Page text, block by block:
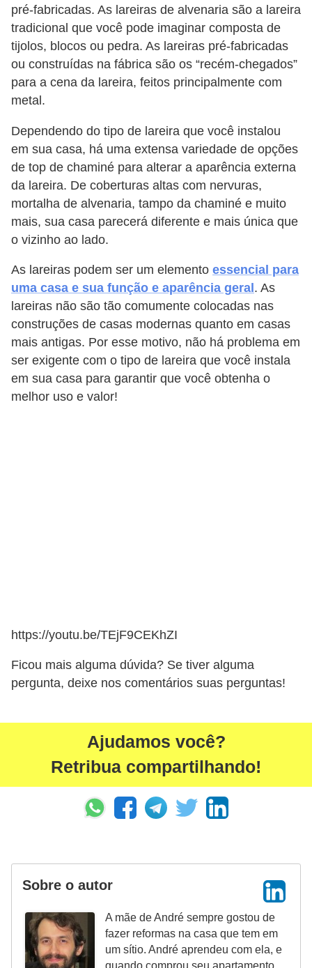
pré-fabricadas. As lareiras de alvenaria são a lareira
tradicional que você pode imaginar composta de
tijolos, blocos ou pedra. As lareiras pré-fabricadas
ou construídas na fábrica são os “recém-chegados”
para a cena da lareira, feitos principalmente com
metal.
Dependendo do tipo de lareira que você instalou
em sua casa, há uma extensa variedade de opções
de top de chaminé para alterar a aparência externa
da lareira. De coberturas altas com nervuras,
mortalha de alvenaria, tampo da chaminé e muito
mais, sua casa parecerá diferente e mais única que
o vizinho ao lado.
As lareiras podem ser um elemento essencial para
uma casa e sua função e aparência geral . As
lareiras não são tão comumente colocadas nas
construções de casas modernas quanto em casas
mais antigas. Por esse motivo, não há problema em
ser exigente com o tipo de lareira que você instala
em sua casa para garantir que você obtenha o
melhor uso e valor!
https://youtu.be/TEjF9CEKhZI
Ficou mais alguma dúvida? Se tiver alguma
pergunta, deixe nos comentários suas perguntas!
Ajudamos você?
Retribua compartilhando!
Sobre o autor
A mãe de André sempre gostou de
fazer reformas na casa que tem em
um sítio. André aprendeu com ela, e
quando comprou seu apartamento,